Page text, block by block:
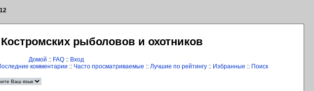
рыболовов и охотников
Домой :: FAQ :: Вход
комментарии :: Часто просматриваемые :: Лучшие по рейтингу:: Избранные :: Поиск